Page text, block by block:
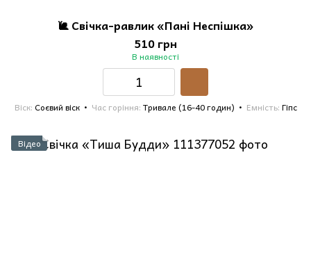
🐌 Свічка-равлик «Пані Неспішка»
510 грн
В наявності
Віск Соєвий віск Час горіння Тривале (16-40 годин) Емність Гіпс
Відео